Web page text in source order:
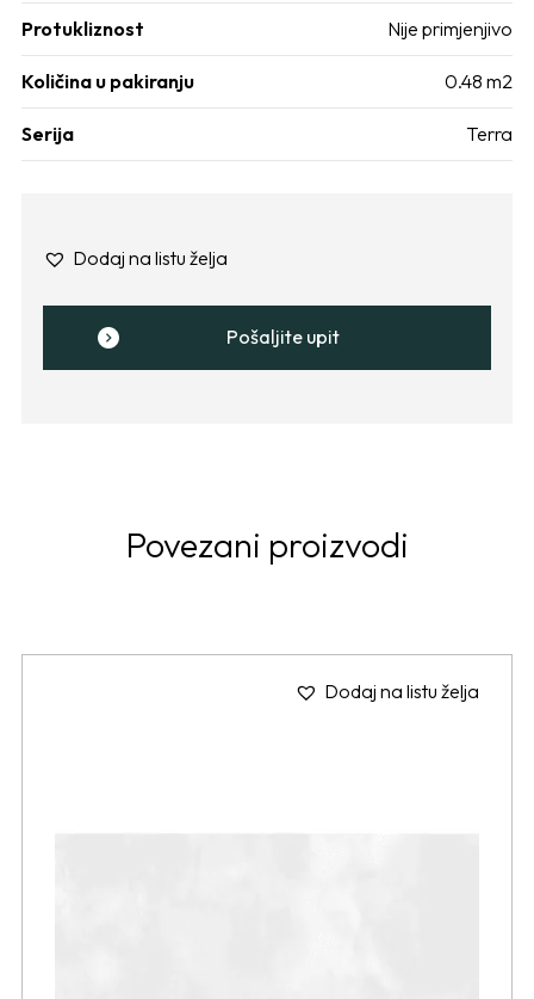
Protukliznost Nije primjenjivo
Količina u pakiranju 0.48 m2
Serija Terra
Dodaj na listu želja
Pošaljite upit
Povezani proizvodi
Dodaj na listu želja